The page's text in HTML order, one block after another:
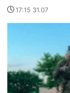
17:15 31.07